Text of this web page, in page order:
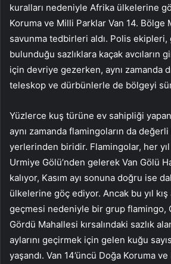
kuralları nedeniyle Afrika ülkelerine
Koruma ve Milli Parklar Van 14. Bölge
savunma tedbirleri aldı. Polis ekipleri,
bulunduğu sazlıklara kaçak avcıların
için devriye gezerken, aynı zamanda
teleskop ve dürbünlerle de bölgeyi
Yüzlerce kuş türüne ev sahipliği yapan
aynı zamanda flamingoların da
yerlerinden biridir. Flamingolar, her yıl
Urmiye Gölü’nden gelerek Van Gölü
kalıyor, Kasım ayı sonuna doğru ise
ülkelerine göç ediyor. Ancak bu yıl kış
geçmesi nedeniyle bir grup flamingo,
Gördü Mahallesi kırsalındaki sazlık
aylarını geçirmek için gelen kuğu
yaşandı. Van 14’üncü Doğa Koruma